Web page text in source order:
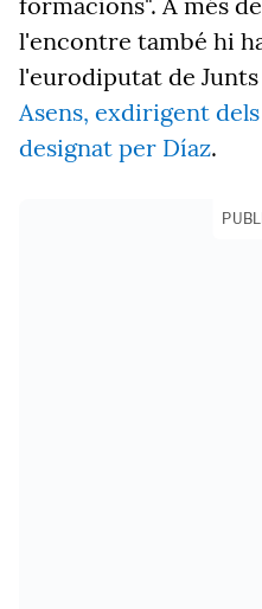
l'encontre també hi
l'eurodiputat de
Asens, exdirigent
designat per Díaz.